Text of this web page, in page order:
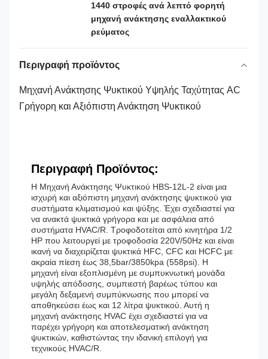
1440 στροφές ανά λεπτό φορητή
μηχανή ανάκτησης εναλλακτικού
ρεύματος
Περιγραφή προϊόντος
Μηχανή Ανάκτησης Ψυκτικού Υψηλής Ταχύτητας AC
Γρήγορη και Αξιόπιστη Ανάκτηση Ψυκτικού
Περιγραφή Προϊόντος:
Η Μηχανή Ανάκτησης Ψυκτικού HBS-12L-2 είναι μια
ισχυρή και αξιόπιστη μηχανή ανάκτησης ψυκτικού για
συστήματα κλιματισμού και ψύξης. Έχει σχεδιαστεί για
να ανακτά ψυκτικά γρήγορα και με ασφάλεια από
συστήματα HVAC/R. Τροφοδοτείται από κινητήρα 1/2
HP που λειτουργεί με τροφοδοσία 220V/50Hz και είναι
ικανή να διαχειρίζεται ψυκτικά HFC, CFC και HCFC με
ακραία πίεση έως 38,5bar/3850kpa (558psi). Η
μηχανή είναι εξοπλισμένη με συμπυκνωτική μονάδα
υψηλής απόδοσης, συμπιεστή βαρέως τύπου και
μεγάλη δεξαμενή συμπύκνωσης που μπορεί να
αποθηκεύσει έως και 12 λίτρα ψυκτικού. Αυτή η
μηχανή ανάκτησης HVAC έχει σχεδιαστεί για να
παρέχει γρήγορη και αποτελεσματική ανάκτηση
ψυκτικών, καθιστώντας την ιδανική επιλογή για
τεχνικούς HVAC/R.